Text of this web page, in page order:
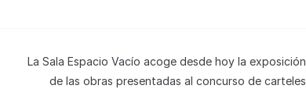
La Sala Espacio Vacío acoge desde hoy la exposición
de las obras presentadas al concurso de carteles